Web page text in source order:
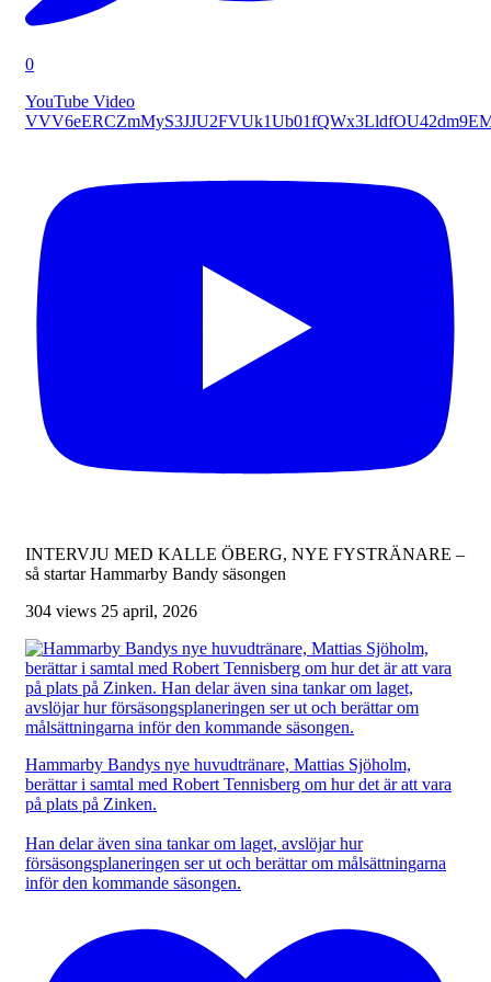
0
YouTube Video
INTERVJU MED KALLE ÖBERG, NYE FYSTRÄNARE –
så startar Hammarby Bandy säsongen
304 views 25 april, 2026
Hammarby Bandys nye huvudtränare, Mattias Sjöholm,
berättar i samtal med Robert Tennisberg om hur det är att vara
på plats på Zinken.
Han delar även sina tankar om laget, avslöjar hur
försäsongsplaneringen ser ut och berättar om målsättningarna
inför den kommande säsongen.